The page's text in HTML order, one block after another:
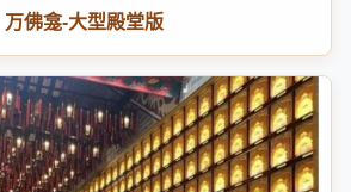
万佛龛-大型殿堂版